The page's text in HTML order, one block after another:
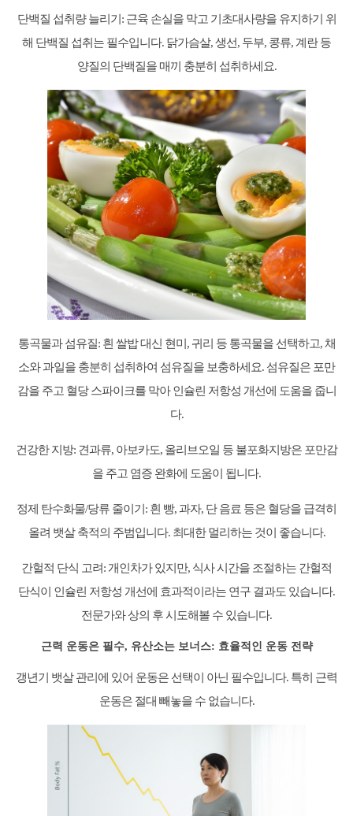
단백질 섭취량 늘리기: 근육 손실을 막고 기초대사량을 유지하기 위
해 단백질 섭취는 필수입니다. 닭가슴살, 생선, 두부, 콩류, 계란 등
양질의 단백질을 매끼 충분히 섭취하세요.
통곡물과 섬유질: 흰 쌀밥 대신 현미, 귀리 등 통곡물을 선택하고, 채
소와 과일을 충분히 섭취하여 섬유질을 보충하세요. 섬유질은 포만
감을 주고 혈당 스파이크를 막아 인슐린 저항성 개선에 도움을 줍니
다.
건강한 지방: 견과류, 아보카도, 올리브오일 등 불포화지방은 포만감
을 주고 염증 완화에 도움이 됩니다.
정제 탄수화물/당류 줄이기: 흰 빵, 과자, 단 음료 등은 혈당을 급격히
올려 뱃살 축적의 주범입니다. 최대한 멀리하는 것이 좋습니다.
간헐적 단식 고려: 개인차가 있지만, 식사 시간을 조절하는 간헐적
단식이 인슐린 저항성 개선에 효과적이라는 연구 결과도 있습니다.
전문가와 상의 후 시도해볼 수 있습니다.
근력 운동은 필수, 유산소는 보너스: 효율적인 운동 전략
갱년기 뱃살 관리에 있어 운동은 선택이 아닌 필수입니다. 특히 근력
운동은 절대 빼놓을 수 없습니다.